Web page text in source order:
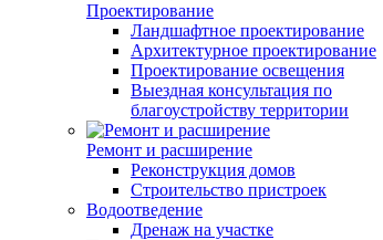
Проектирование
Ландшафтное проектирование
Архитектурное проектирование
Проектирование освещения
Выездная консультация по
благоустройству территории
Ремонт и расширение
Реконструкция домов
Строительство пристроек
Водоотведение
Дренаж на участке